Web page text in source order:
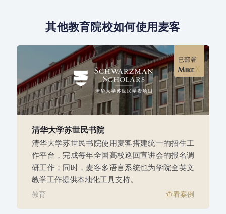
其他教育院校如何使用麦客
已部署
清华大学苏世民书院
清华大学苏世民书院使用麦客搭建统一的招生工
作平台，完成每年全国高校巡回宣讲会的报名调
研工作；同时，麦客多语言系统也为学院全英文
教学工作提供本地化工具支持。
教育 查看案例